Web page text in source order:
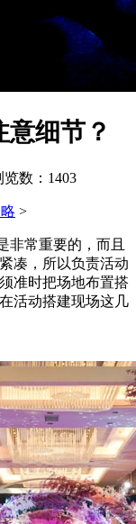
细节？
数： 1403
>
常重要的，而且
凑，所以负责活动
准时把场地布置搭
活动搭建现场这几